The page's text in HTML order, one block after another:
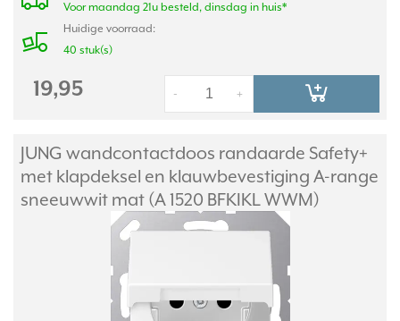
Voor maandag 21u besteld, dinsdag in huis*
Huidige voorraad:
40 stuk(s)
19,95 +
-
JUNG wandcontactdoos randaarde Safety+
met klapdeksel en klauwbevestiging A-range
sneeuwwit mat (A 1520 BFKIKL WWM)